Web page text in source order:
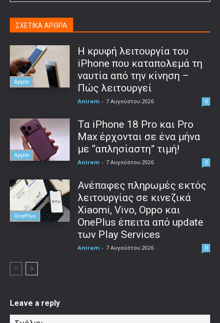
ΣΧΕΤΙΚΑ ΑΡΘΡΑ
Apple
Η κρυφή λειτουργία του
iPhone που καταπολεμά τη
ναυτία από την κίνηση –
Πώς λειτουργεί
Aniram - 7 Αυγούστου 2026 0
Apple
Τα iPhone 18 Pro και Pro
Max έρχονται σε ένα μήνα
με “απλησίαστη” τιμή!
Aniram - 7 Αυγούστου 2026 0
OnePlus
Ανέπαφες πληρωμές εκτός
λειτουργίας σε κινεζικά
Xiaomi, Vivo, Oppo και
OnePlus έπειτα από update
των Play Services
Aniram - 7 Αυγούστου 2026 0
Leave a reply